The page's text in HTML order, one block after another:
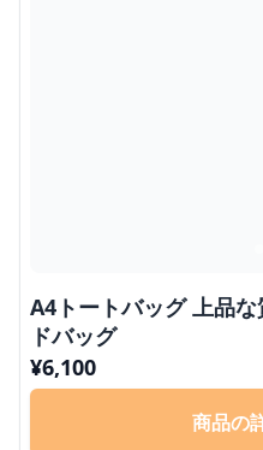
A4トートバッグ 上品
ドバッグ
¥6,100
商品の